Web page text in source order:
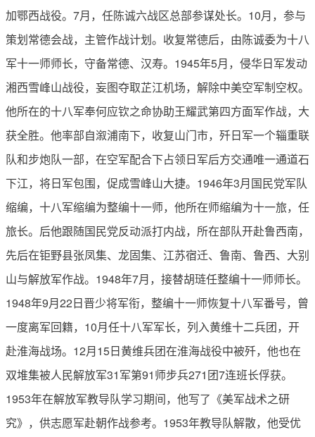
加鄂西战役。7月，任陈诚六战区总部参谋处长。10月，参与
策划常德会战，主管作战计划。收复常德后，由陈诚委为十八
军十一师师长，守备常德、汉寿。1945年5月，侵华日军发动
湘西雪峰山战役，妄图夺取芷江机场，解除中美空军制空权。
他所在的十八军奉何应钦之命协助王耀武第四方面军作战，大
获全胜。他率部自溆浦南下，收复山门市，歼日军一个辎重联
队和步炮队一部，在空军配合下占领日军后方交通唯一通道石
下江，将日军包围，促成雪峰山大捷。1946年3月国民党军队
缩编，十八军缩编为整编十一师，他所在师缩编为十一旅，任
旅长。后他跟随国民党反动派打内战，所在部队开赴鲁西南，
先后在钜野县张凤集、龙固集、江苏宿迁、鲁南、鲁西、大别
山与解放军作战。1948年7月，接替胡琏任整编十一师师长。
1948年9月22日晋少将军衔，整编十一师恢复十八军番号，曾
一度离军回籍，10月任十八军军长，列入黄维十二兵团，开
赴淮海战场。12月15日黄维兵团在淮海战役中被歼，他也在
双堆集被人民解放军31军第91师步兵271团7连班长俘获。
1953年在解放军教导队学习期间，他写了《美军战术之研
究》，供志愿军赴朝作战参考。1953年教导队解散，他受优